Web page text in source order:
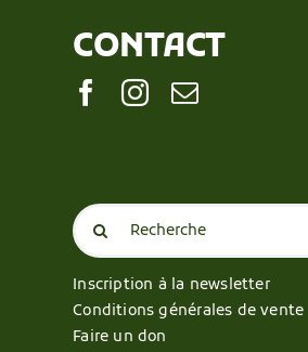
CONTACT
Search
for:
Inscription à la newsletter
Conditions générales de vente
Faire un don